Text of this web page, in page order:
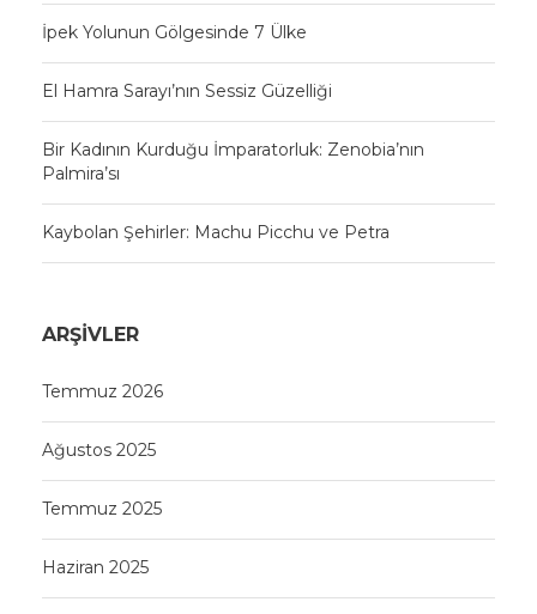
İpek Yolunun Gölgesinde 7 Ülke
El Hamra Sarayı’nın Sessiz Güzelliği
Bir Kadının Kurduğu İmparatorluk: Zenobia’nın
Palmira’sı
Kaybolan Şehirler: Machu Picchu ve Petra
ARŞIVLER
Temmuz 2026
Ağustos 2025
Temmuz 2025
Haziran 2025